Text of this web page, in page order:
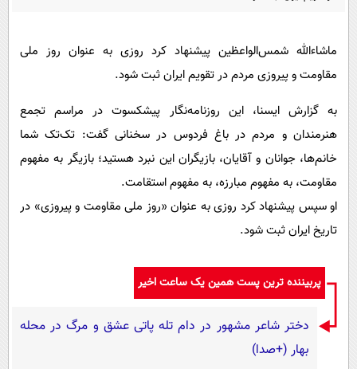
سلامت
فرهنگی
بین الملل
سیاست خارجی
ماشاءالله شمس‌الواعظین پیشنهاد کرد روزی به عنوان روز ملی
مقاومت و پیروزی مردم در تقویم ایران ثبت شود.
به گزارش ایسنا، این روزنامه‌نگار پیشکسوت در مراسم تجمع
هنرمندان و مردم در باغ فردوس در سخنانی گفت: تک‌تک شما
خانم‌ها، جوانان و آقایان، بازیگران این نبرد هستید؛ بازیگر به مفهوم
مقاومت، به مفهوم مبارزه، به مفهوم استقامت.
او سپس پیشنهاد کرد روزی به عنوان «روز ملی مقاومت و پیروزی» در
تاریخ ایران ثبت شود.
پربیننده ترین پست همین یک ساعت اخیر
دختر شاعر مشهور در دام تله پاتی عشق و مرگ در محله
بهار (+صدا)